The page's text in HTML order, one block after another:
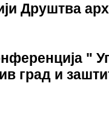
Друштва
"
град и